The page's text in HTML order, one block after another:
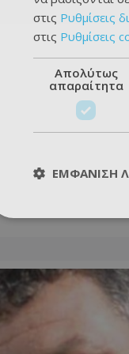
στις Ρυθμίσεις
στις Ρυθμίσεις
Απολύτως
απαραίτητα
ΕΜΦΆΝΙΣΗ